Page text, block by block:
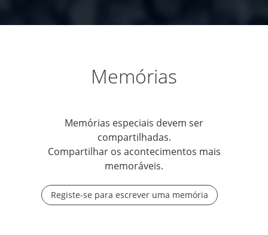
Memórias
Memórias especiais devem ser
compartilhadas.
Compartilhar os acontecimentos mais
memoráveis.
Registe-se para escrever uma memória